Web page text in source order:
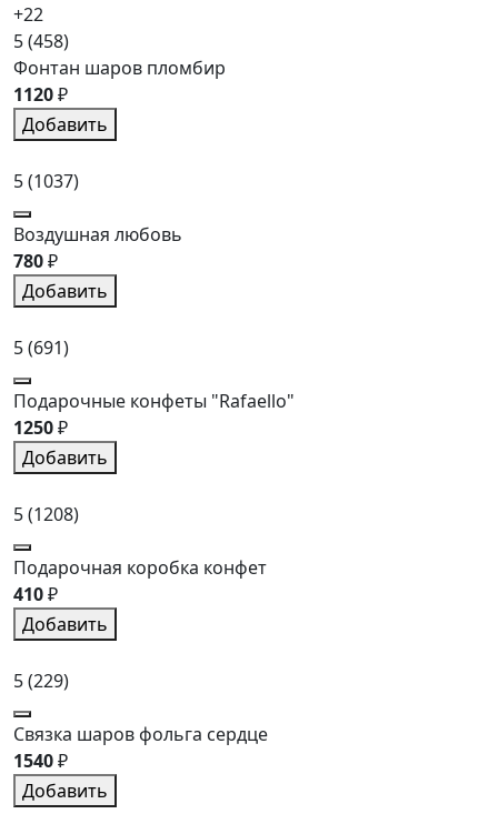
+22
5(458)
Фонтан шаров пломбир
1120₽
Добавить
5(1037)
Воздушная любовь
780₽
Добавить
5(691)
Подарочные конфеты "Rafaello"
1250₽
Добавить
5(1208)
Подарочная коробка конфет
410₽
Добавить
5(229)
Связка шаров фольга сердце
1540₽
Добавить